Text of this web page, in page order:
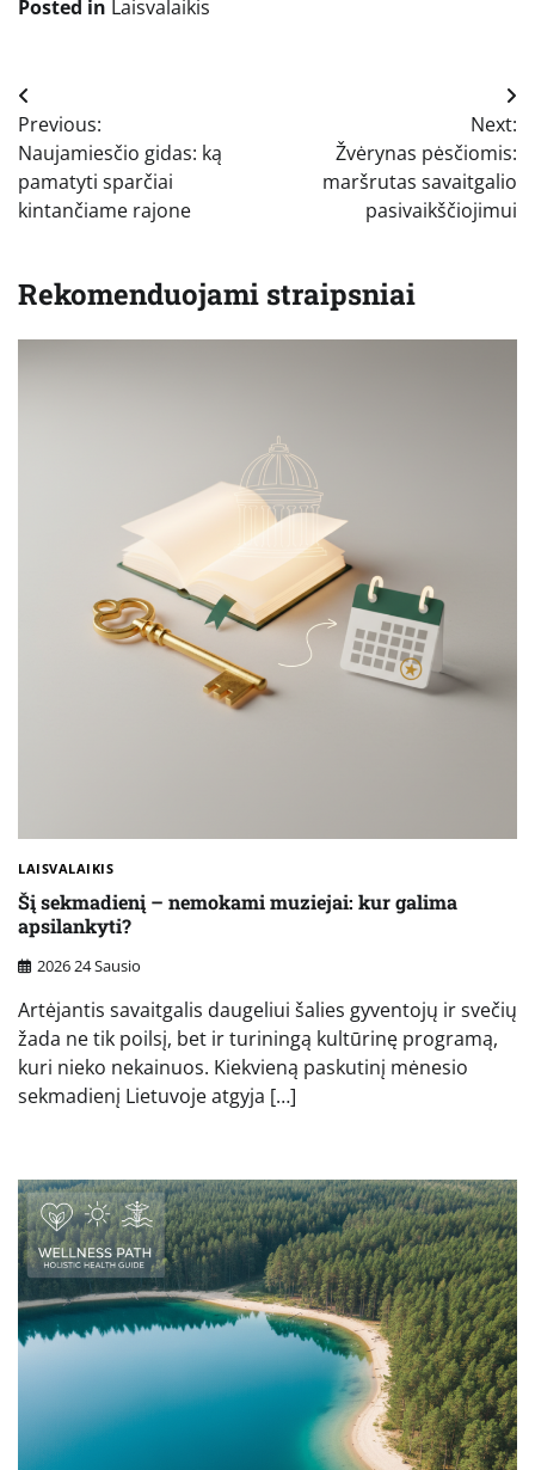
Posted in Laisvalaikis
Navigacija
tarp
įrašų
Previous:
Naujamiesčio gidas: ką
pamatyti sparčiai
kintančiame rajone
Next:
Žvėrynas pėsčiomis:
maršrutas savaitgalio
pasivaikščiojimui
Rekomenduojami straipsniai
LAISVALAIKIS
Šį sekmadienį – nemokami muziejai: kur galima
apsilankyti?
2026 24 Sausio
Artėjantis savaitgalis daugeliui šalies gyventojų ir svečių
žada ne tik poilsį, bet ir turiningą kultūrinę programą,
kuri nieko nekainuos. Kiekvieną paskutinį mėnesio
sekmadienį Lietuvoje atgyja […]